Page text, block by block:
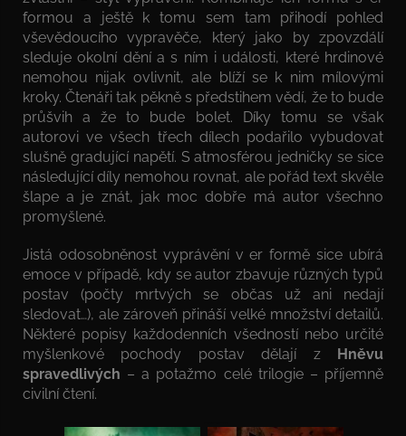
formou a ještě k tomu sem tam přihodí pohled
vševědoucího vypravěče, který jako by zpovzdálí
sleduje okolní dění a s ním i události, které hrdinové
nemohou nijak ovlivnit, ale blíží se k nim mílovými
kroky. Čtenáři tak pěkně s předstihem vědí, že to bude
průšvih a že to bude bolet. Díky tomu se však
autorovi ve všech třech dílech podařilo vybudovat
slušně gradující napětí. S atmosférou jedničky se sice
následující díly nemohou rovnat, ale pořád text skvěle
šlape a je znát, jak moc dobře má autor všechno
promyšlené.
Jistá odosobněnost vyprávění v er formě sice ubírá
emoce v případě, kdy se autor zbavuje různých typů
postav (počty mrtvých se občas už ani nedají
sledovat…), ale zároveň přináší velké množství detailů.
Některé popisy každodenních všedností nebo určité
myšlenkové pochody postav dělají z Hněvu
spravedlivých – a potažmo celé trilogie – příjemně
civilní čtení.